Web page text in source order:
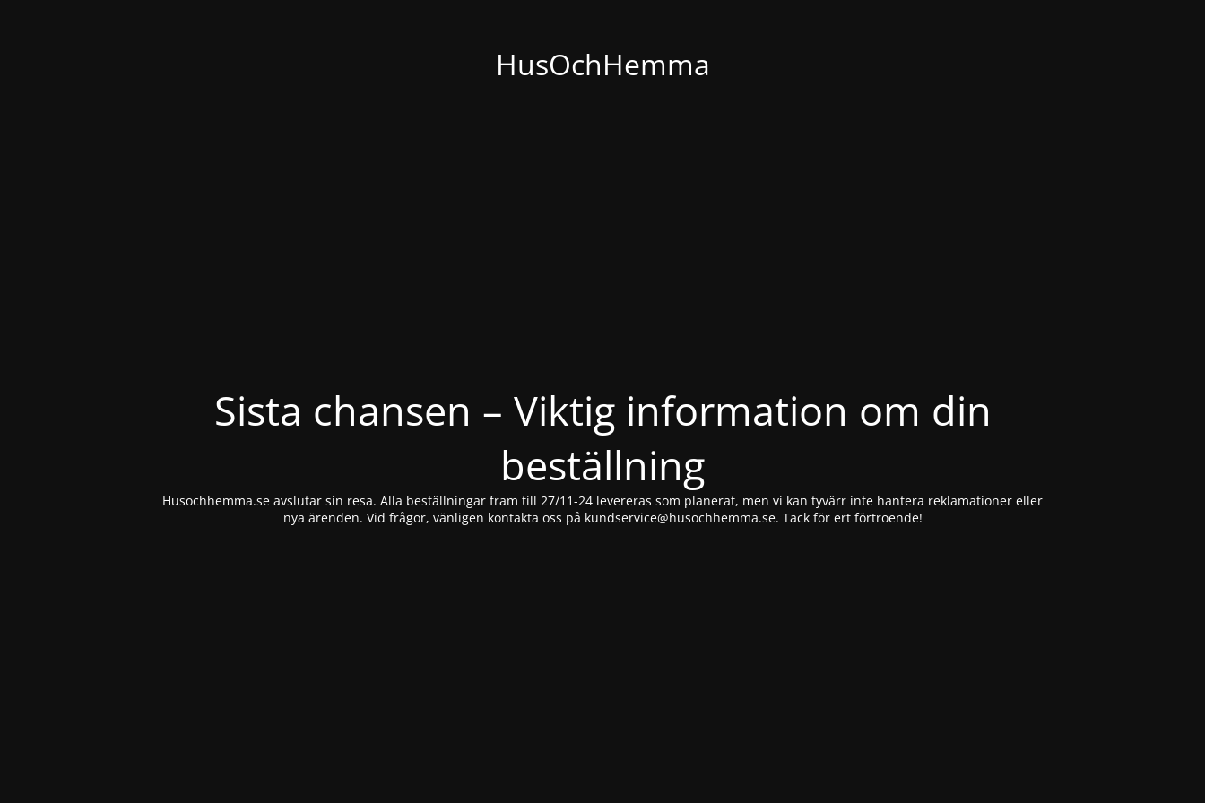
HusOchHemma
Sista chansen – Viktig information om din
beställning
Husochhemma.se avslutar sin resa. Alla beställningar fram till 27/11-24 levereras som planerat, men vi kan tyvärr inte hantera reklamationer eller
nya ärenden. Vid frågor, vänligen kontakta oss på kundservice@husochhemma.se. Tack för ert förtroende!